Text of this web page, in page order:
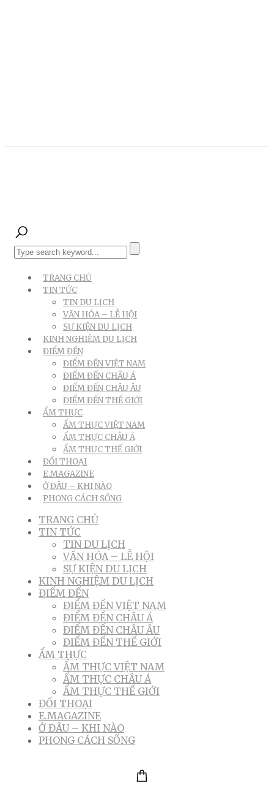
TRANG CHỦ
TIN TỨC
TIN DU LỊCH
VĂN HÓA – LỄ HỘI
SỰ KIỆN DU LỊCH
KINH NGHIỆM DU LỊCH
ĐIỂM ĐẾN
ĐIỂM ĐẾN VIỆT NAM
ĐIỂM ĐẾN CHÂU Á
ĐIỂM ĐẾN CHÂU ÂU
ĐIỂM ĐẾN THẾ GIỚI
ẨM THỰC
ẨM THỰC VIỆT NAM
ẨM THỰC CHÂU Á
ẨM THỰC THẾ GIỚI
ĐỐI THOẠI
E.MAGAZINE
Ở ĐÂU – KHI NÀO
PHONG CÁCH SỐNG
TRANG CHỦ
TIN TỨC
TIN DU LỊCH
VĂN HÓA – LỄ HỘI
SỰ KIỆN DU LỊCH
KINH NGHIỆM DU LỊCH
ĐIỂM ĐẾN
ĐIỂM ĐẾN VIỆT NAM
ĐIỂM ĐẾN CHÂU Á
ĐIỂM ĐẾN CHÂU ÂU
ĐIỂM ĐẾN THẾ GIỚI
ẨM THỰC
ẨM THỰC VIỆT NAM
ẨM THỰC CHÂU Á
ẨM THỰC THẾ GIỚI
ĐỐI THOẠI
E.MAGAZINE
Ở ĐÂU – KHI NÀO
PHONG CÁCH SỐNG